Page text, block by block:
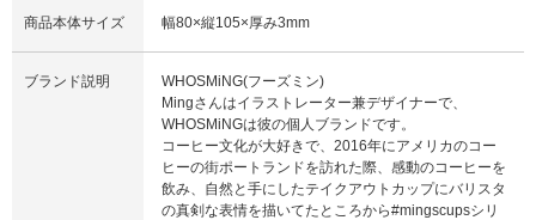
商品本体サイズ 幅80×縦105×厚み3mm
ブランド説明
WHOSMiNG(フーズミン)
Mingさんはイラストレーター兼デザイナーで、
WHOSMiNGは彼の個人ブランドです。
コーヒー文化が大好きで、2016年にアメリカのコー
ヒーの街ポートランドを訪れた際、感動のコーヒーを
飲み、自然と手にしたテイクアウトカップにバリスタ
の真剣な表情を描いてたところから#mingscupsシリ